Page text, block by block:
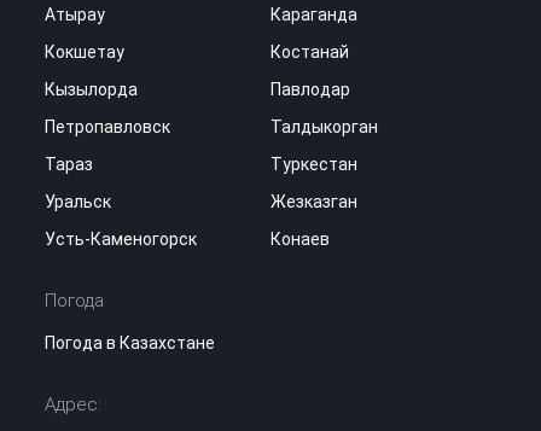
Атырау
Караганда
Кокшетау
Костанай
Кызылорда
Павлодар
Петропавловск
Талдыкорган
Тараз
Туркестан
Уральск
Жезказган
Усть-Каменогорск
Конаев
Погода
Погода в Казахстане
Адрес: